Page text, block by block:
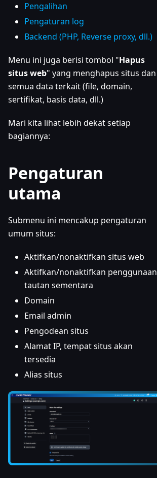
Pengalihan
Pengaturan log
Backend (PHP, Reverse proxy, dll.)
Menu ini juga berisi tombol "Hapus
situs web" yang menghapus situs dan
semua data terkait (file, domain,
sertifikat, basis data, dll.)
Mari kita lihat lebih dekat setiap
bagiannya:
Pengaturan
utama
Submenu ini mencakup pengaturan
umum situs:
Aktifkan/nonaktifkan situs web
Aktifkan/nonaktifkan penggunaan
tautan sementara
Domain
Email admin
Pengodean situs
Alamat IP, tempat situs akan
tersedia
Alias situs